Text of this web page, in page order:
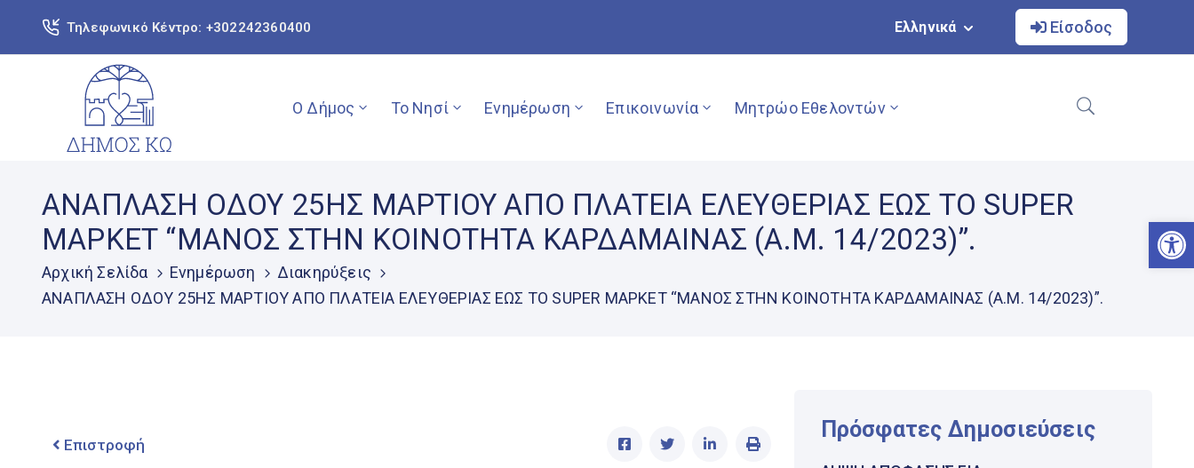
Τηλεφωνικό Κέντρο: +302242360400 Ελληνικά Είσοδος
Ο Δήμος Το Νησί Ενημέρωση Επικοινωνία Μητρώο Εθελοντών
ΑΝΑΠΛΑΣΗ ΟΔΟΥ 25ΗΣ ΜΑΡΤΙΟΥ ΑΠΟ ΠΛΑΤΕΙΑ ΕΛΕΥΘΕΡΙΑΣ ΕΩΣ ΤΟ SUPER
ΜΑΡΚΕΤ “ΜΑΝΟΣ ΣΤΗΝ ΚΟΙΝΟΤΗΤΑ ΚΑΡΔΑΜΑΙΝΑΣ (Α.Μ. 14/2023)”.
Αρχική Σελίδα Ενημέρωση
Διακηρύξεις
ΑΝΑΠΛΑΣΗ ΟΔΟΥ 25ΗΣ ΜΑΡΤΙΟΥ ΑΠΟ ΠΛΑΤΕΙΑ ΕΛΕΥΘΕΡΙΑΣ ΕΩΣ ΤΟ SUPER ΜΑΡΚΕΤ “ΜΑΝΟΣ ΣΤΗΝ ΚΟΙΝΟΤΗΤΑ ΚΑΡΔΑΜΑΙΝΑΣ (Α.Μ. 14/2023)”.
Επιστροφή
Πρόσφατες Δημοσιεύσεις